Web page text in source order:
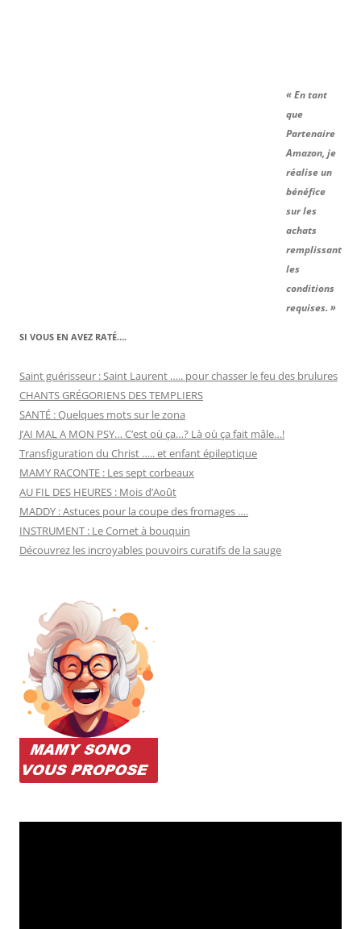
« En tant
que
Partenaire
Amazon, je
réalise un
bénéfice
sur les
achats
remplissant
les
conditions
requises. »
SI VOUS EN AVEZ RATÉ….
Saint guérisseur : Saint Laurent ….. pour chasser le feu des brulures
CHANTS GRÉGORIENS DES TEMPLIERS
SANTÉ : Quelques mots sur le zona
J’AI MAL A MON PSY… C’est où ça…? Là où ça fait mâle…!
Transfiguration du Christ ….. et enfant épileptique
MAMY RACONTE : Les sept corbeaux
AU FIL DES HEURES : Mois d’Août
MADDY : Astuces pour la coupe des fromages ….
INSTRUMENT : Le Cornet à bouquin
Découvrez les incroyables pouvoirs curatifs de la sauge